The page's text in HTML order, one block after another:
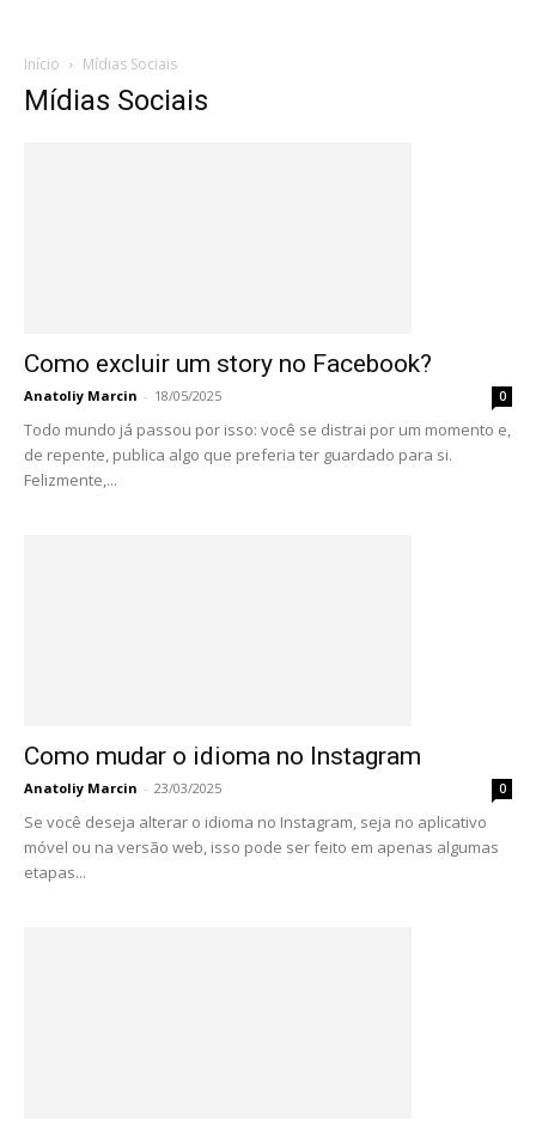
Início Mídias Sociais
Mídias Sociais
Como excluir um story no Facebook?
Anatoliy Marcin - 18/05/2025 0
Todo mundo já passou por isso: você se distrai por um momento e,
de repente, publica algo que preferia ter guardado para si.
Felizmente,...
Como mudar o idioma no Instagram
Anatoliy Marcin - 23/03/2025 0
Se você deseja alterar o idioma no Instagram, seja no aplicativo
móvel ou na versão web, isso pode ser feito em apenas algumas
etapas...